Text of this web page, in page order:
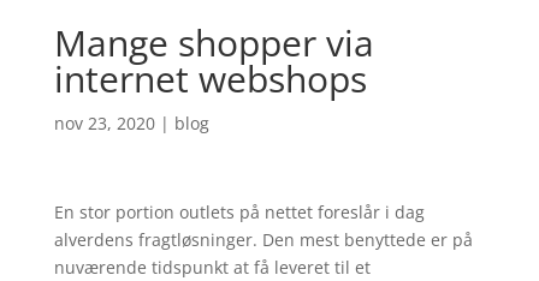
Mange shopper via
internet webshops
nov 23, 2020| blog
En stor portion outlets på nettet foreslår i dag
alverdens fragtløsninger. Den mest benyttede er på
nuværende tidspunkt at få leveret til et